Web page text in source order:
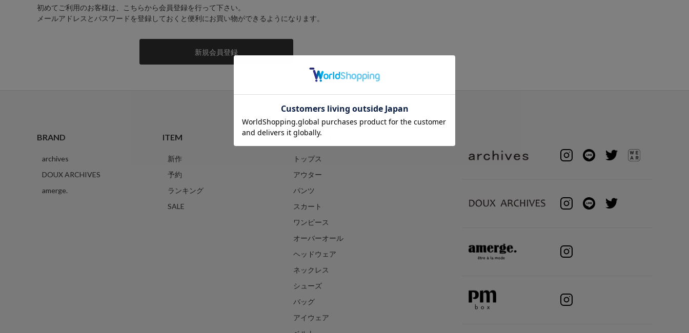
初めてご利用のお客様は、こちらから会員登録を行って下さい。
メールアドレスとパスワードを登録しておくと便利にお買い物ができるようになります。
BRAND
archives
DOUX ARCHIVES
amerge.
ITEM
新作
予約
ランキング
SALE
CATEGORY
トップス
アウター
パンツ
スカート
ワンピース
オーバーオール
ヘッドウェア
ネックレス
シューズ
バッグ
アイウェア